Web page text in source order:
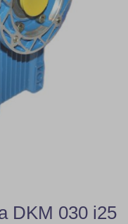
DKM 030 i25